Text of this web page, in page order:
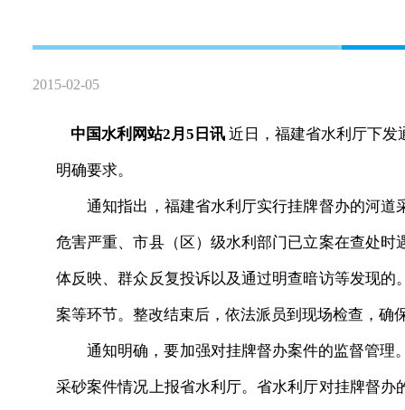
2015-02-05
中国水利网站2月5日讯 近日，福建省水利厅下发
明确要求。
通知指出，福建省水利厅实行挂牌督办的河道
危害严重、市县（区）级水利部门已立案在查处
体反映、群众反复投诉以及通过明查暗访等发现
案等环节。整改结束后，依法派员到现场检查，确
通知明确，要加强对挂牌督办案件的监督管理
采砂案件情况上报省水利厅。省水利厅对挂牌督